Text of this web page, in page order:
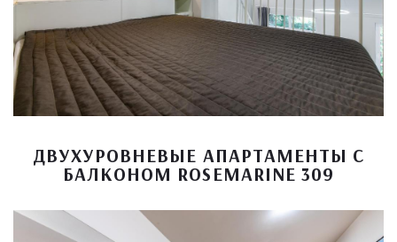
ДВУХУРОВНЕВЫЕ АПАРТАМЕНТЫ С
БАЛКОНОМ ROSEMARINE 309